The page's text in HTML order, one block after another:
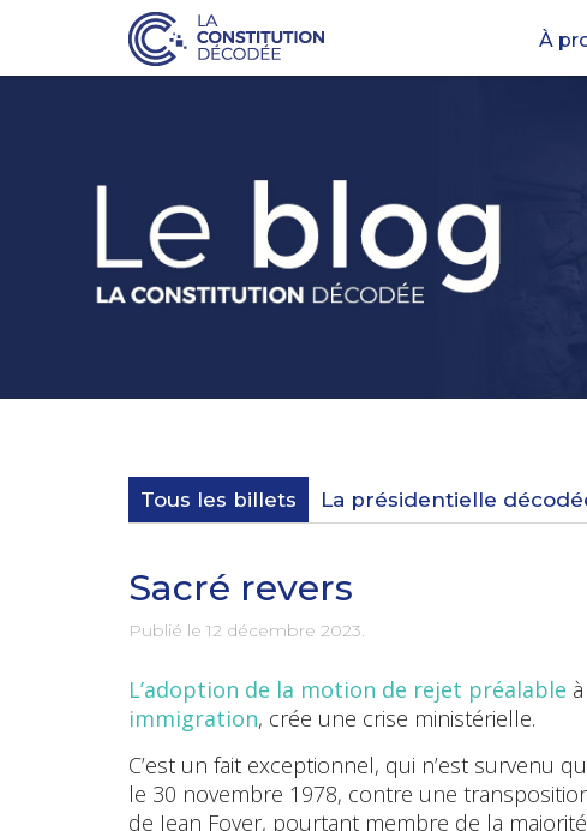
À
Tous les billets La présidentielle
Sacré revers
Publié le 12 décembre 2023.
L’adoption de la motion de rejet préalable
immigration, crée une crise ministérielle.
C’est un fait exceptionnel, qui n’est survenu
le 30 novembre 1978, contre une
de Jean Foyer, pourtant membre de la